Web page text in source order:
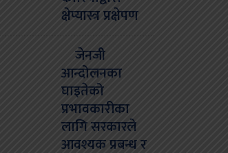
क्षेप्यास्त्र प्रक्षेपण
जेनजी
आन्दोलनका
घाइतेको
प्रभावकारीका
लागि सरकारले
आवश्यक प्रबन्ध र